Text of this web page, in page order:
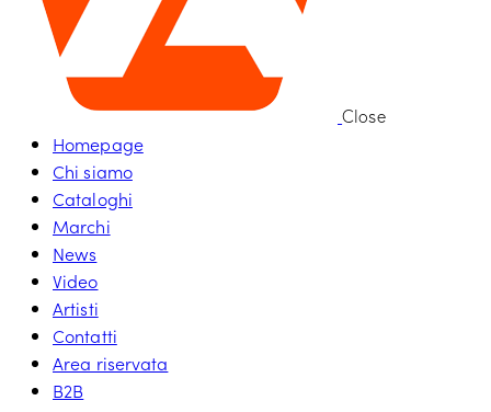
Close
Homepage
Chi siamo
Cataloghi
Marchi
News
Video
Artisti
Contatti
Area riservata
B2B